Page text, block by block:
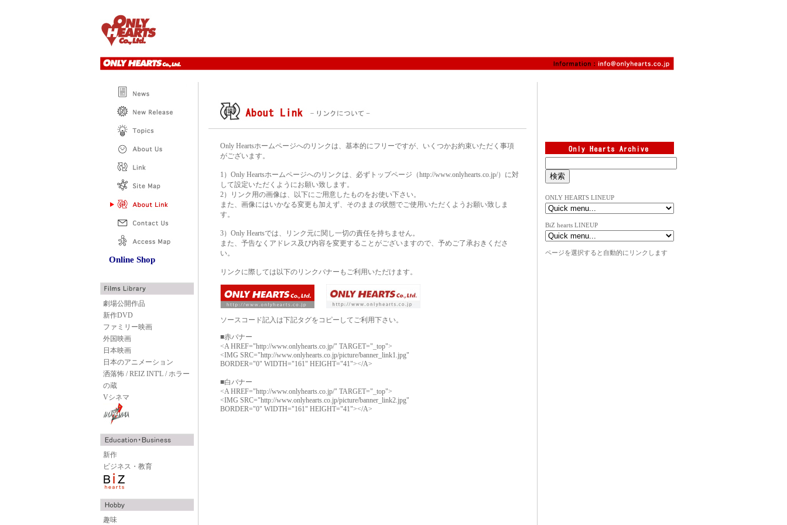
Online Shop
劇場公開作品
新作DVD
ファミリー映画
外国映画
日本映画
日本のアニメーション
洒落怖 / REIZ INT'L / ホラー
の蔵
Vシネマ
新作
ビジネス・教育
趣味
Only Heartsホームページへのリンクは、基本的にフリーですが、いくつかお約束いただく事項
がございます。
1）Only Heartsホームページへのリンクは、必ずトップページ（http://www.onlyhearts.co.jp/）に対
して設定いただくようにお願い致します。
2）リンク用の画像は、以下にご用意したものをお使い下さい。
また、画像にはいかなる変更も加えず、そのままの状態でご使用いただくようお願い致しま
す。
3）Only Heartsでは、リンク元に関し一切の責任を持ちません。
また、予告なくアドレス及び内容を変更することがございますので、予めご了承おきくださ
い。
リンクに際しては以下のリンクバナーもご利用いただけます。
ソースコード記入は下記タグをコピーしてご利用下さい。
■赤バナー
<A HREF="http://www.onlyhearts.co.jp/" TARGET="_top">
<IMG SRC="http://www.onlyhearts.co.jp/picture/banner_link1.jpg"
BORDER="0" WIDTH="161" HEIGHT="41"></A>
■白バナー
<A HREF="http://www.onlyhearts.co.jp/" TARGET="_top">
<IMG SRC="http://www.onlyhearts.co.jp/picture/banner_link2.jpg"
BORDER="0" WIDTH="161" HEIGHT="41"></A>
ONLY HEARTS LINEUP
BiZ hearts LINEUP
ページを選択すると自動的にリンクします